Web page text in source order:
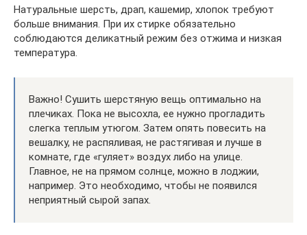
Натуральные шерсть, драп, кашемир, хлопок требуют
больше внимания. При их стирке обязательно
соблюдаются деликатный режим без отжима и низкая
температура.
Важно! Сушить шерстяную вещь оптимально на
плечиках. Пока не высохла, ее нужно прогладить
слегка теплым утюгом. Затем опять повесить на
вешалку, не распяливая, не растягивая и лучше в
комнате, где «гуляет» воздух либо на улице.
Главное, не на прямом солнце, можно в лоджии,
например. Это необходимо, чтобы не появился
неприятный сырой запах.